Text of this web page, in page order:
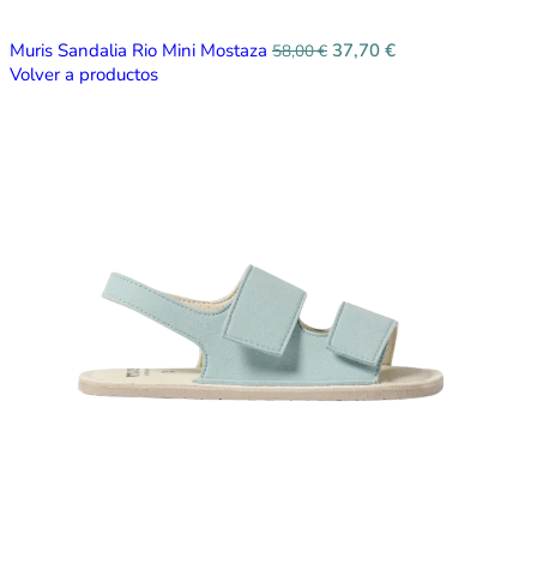
Muris Sandalia Rio Mini Mostaza 58,00€ 37,70 €
Volver a productos